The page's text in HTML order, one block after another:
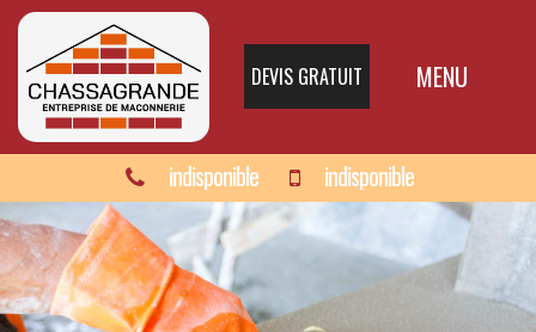
DEVIS GRATUIT MENU
indisponible indisponible